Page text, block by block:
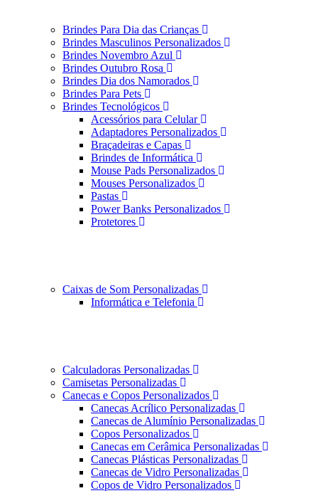
Brindes Para Dia das Crianças
Brindes Masculinos Personalizados
Brindes Novembro Azul
Brindes Outubro Rosa
Brindes Dia dos Namorados
Brindes Para Pets
Brindes Tecnológicos
Acessórios para Celular
Adaptadores Personalizados
Braçadeiras e Capas
Brindes de Informática
Mouse Pads Personalizados
Mouses Personalizados
Pastas
Power Banks Personalizados
Protetores
Caixas de Som Personalizadas
Informática e Telefonia
Calculadoras Personalizadas
Camisetas Personalizadas
Canecas e Copos Personalizados
Canecas Acrílico Personalizadas
Canecas de Alumínio Personalizadas
Copos Personalizados
Canecas em Cerâmica Personalizadas
Canecas Plásticas Personalizadas
Canecas de Vidro Personalizadas
Copos de Vidro Personalizados